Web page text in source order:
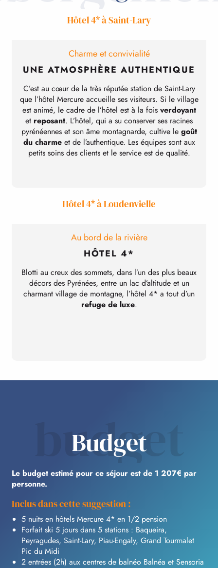
Hôtel 4* à Saint-Lary
Charme et convivialité
UNE ATMOSPHÈRE AUTHENTIQUE
C’est au cœur de la très réputée station de Saint-Lary
que l’hôtel Mercure accueille ses visiteurs. Si le village
est animé, le cadre de l’hôtel est à la fois verdoyant
et reposant. L’hôtel, qui a su conserver ses racines
pyrénéennes et son âme montagnarde, cultive le goût
du charmeet de l’authentique. Les équipes sont aux
petits soins des clients et le service est de qualité.
Hôtel 4* à Loudenvielle
Au bord de la rivière
HÔTEL 4*
Blotti au creux des sommets, dans l’un des plus beaux
décors des Pyrénées, entre un lac d’altitude et un
charmant village de montagne, l’hôtel 4* a tout d’un
refuge de luxe.
budget
Budget
Le budget estimé pour ce séjour est de 1 207€ par
personne.
Inclus dans cette suggestion :
5 nuits en hôtels Mercure 4* en 1/2 pension
Forfait ski 5 jours dans 5 stations : Baqueira,
Peyragudes, Saint-Lary, Piau-Engaly, Grand Tourmalet
Pic du Midi
2 entrées (2h) aux centres de balnéo Balnéa et Sensoria